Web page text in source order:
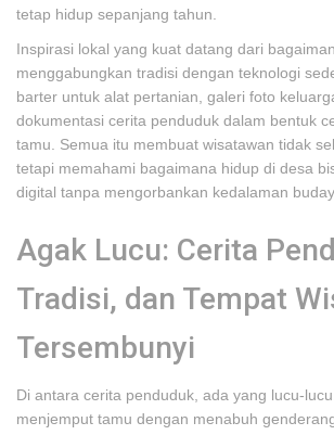
tetap hidup sepanjang tahun.
Inspirasi lokal yang kuat datang dari
menggabungkan tradisi dengan teknologi
barter untuk alat pertanian, galeri foto
dokumentasi cerita penduduk dalam bentuk
tamu. Semua itu membuat wisatawan tidak
tetapi memahami bagaimana hidup di desa
digital tanpa mengorbankan kedalaman
Agak Lucu: Cerita
Tradisi, dan Tempat
Tersembunyi
Di antara cerita penduduk, ada yang lucu-
menjemput tamu dengan menabuh